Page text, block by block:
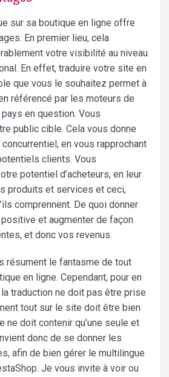
sur sa boutique en ligne offre
En premier lieu, cela
votre visibilité au niveau
En effet, traduire votre site en
que vous le souhaitez permet à
référencé par les moteurs de
en question. Vous
public cible. Cela vous donne
en vous rapprochant
clients. Vous
potentiel d’acheteurs, en leur
produits et services et ceci,
comprennent. De quoi donner
et augmenter de façon
et donc vos revenus.
résument le fantasme de tout
en ligne. Cependant, pour en
traduction ne doit pas être prise
tout sur le site doit être bien
ne doit contenir qu’une seule et
donc de se donner les
afin de bien gérer le multilingue
Je vous invite à voir ou